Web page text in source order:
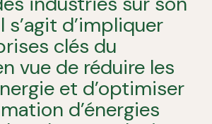
d’impliquer
clés du
vue de réduire les
et d’optimiser
d’énergies